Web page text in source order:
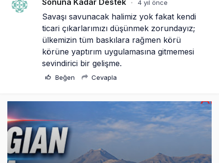
• 4 yıl önce
Savaşı savunacak halimiz yok fakat kendi
ticari çıkarlarımızı düşünmek zorundayız;
ülkemizin tüm baskılara rağmen körü
körüne yaptırım uygulamasına gitmemesi
sevindirici bir gelişme.
Beğen Cevapla